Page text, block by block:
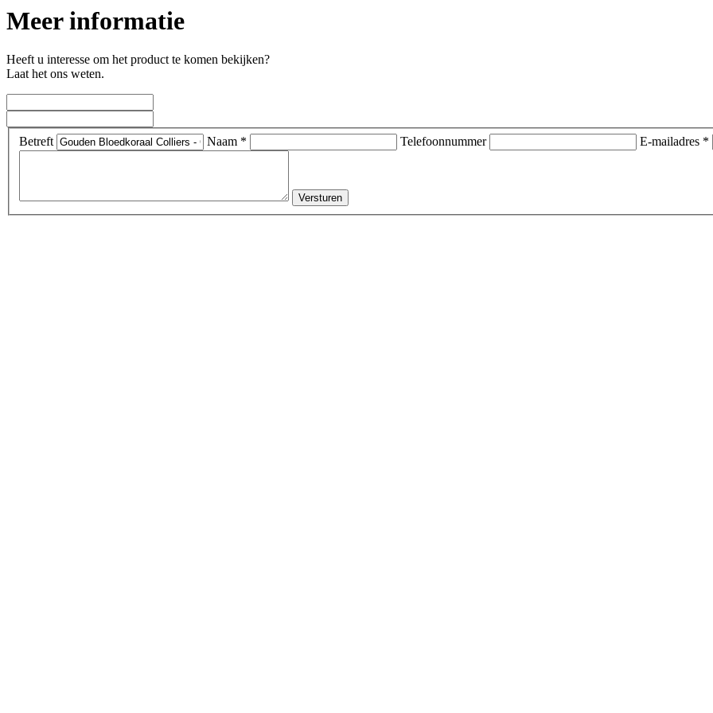
Meer informatie
Heeft u interesse om het product te komen bekijken?
Laat het ons weten.
Betreft Naam * Telefoonnummer E-mailadres *